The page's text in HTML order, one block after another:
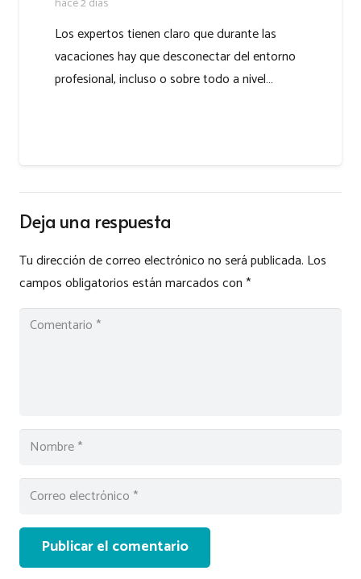
Los expertos tienen claro que durante las
vacaciones hay que desconectar del entorno
profesional, incluso o sobre todo a nivel…
Deja una respuesta
Tu dirección de correo electrónico no será publicada. Los
campos obligatorios están marcados con*
Publicar el comentario